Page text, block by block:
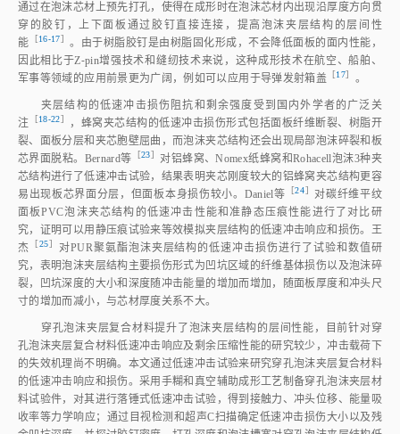
通过在泡沫芯材上预先打孔，使得在成形时在泡沫芯材内出现沿厚度方向贯
穿的胶钉，上下面板通过胶钉直接连接，提高泡沫夹层结构的层间性
能 ［16⁃17］ 。由于树脂胶钉是由树脂固化形成，不会降低面板的面内性能，
因此相比于Z⁃pin增强技术和缝纫技术来说，这种成形技术在航空、船舶、
军事等领域的应用前景更为广阔，例如可以应用于导弹发射箱 盖 ［17］ 。
夹层结构的低速冲击损伤阻抗和剩余强度受到国内外学者的广泛关
注 ［18⁃22］
，蜂窝夹芯结构的低速冲击损伤形式包括面板纤维断裂、树脂开
裂、面板分层和夹芯胞壁屈曲，而泡沫夹芯结构还会出现局部泡沫碎裂和板
芯界面脱粘。Bernard等 ［23］ 对铝蜂窝、Nomex纸蜂窝和Rohacell泡沫3种夹
芯结构进行了低速冲击试验，结果表明夹芯刚度较大的铝蜂窝夹芯结构更容
易出现板芯界面分层，但面板本身损伤较小。Daniel等 ［24］ 对碳纤维平纹
面板PVC泡沫夹芯结构的低速冲击性能和准静态压痕性能进行了对比研
究，证明可以用静压痕试验来等效模拟夹层结构的低速冲击响应和损伤。王
杰 ［25］ 对PUR聚氨酯泡沫夹层结构的低速冲击损伤进行了试验和数值研
究，表明泡沫夹层结构主要损伤形式为凹坑区域的纤维基体损伤以及泡沫碎
裂，凹坑深度的大小和深度随冲击能量的增加而增加，随面板厚度和冲头尺
寸的增加而减小，与芯材厚度关系不大。
穿孔泡沫夹层复合材料提升了泡沫夹层结构的层间性能，目前针对穿
孔泡沫夹层复合材料低速冲击响应及剩余压缩性能的研究较少，冲击载荷下
的失效机理尚不明确。本文通过低速冲击试验来研究穿孔泡沫夹层复合材料
的低速冲击响应和损伤。采用手糊和真空辅助成形工艺制备穿孔泡沫夹层材
料试验件，对其进行落锤式低速冲击试验，得到接触力、冲头位移、能量吸
收率等力学响应；通过目视检测和超声C扫描确定低速冲击损伤大小以及残